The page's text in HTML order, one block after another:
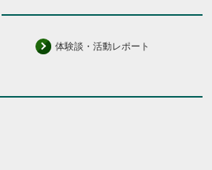
体験談・活動レポート